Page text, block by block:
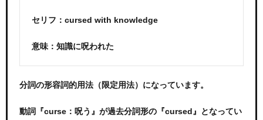
セリフ：cursed with knowledge
意味：知識に呪われた
分詞の形容詞的用法（限定用法）になっています。
動詞『curse：呪う』が過去分詞形の『cursed』となってい